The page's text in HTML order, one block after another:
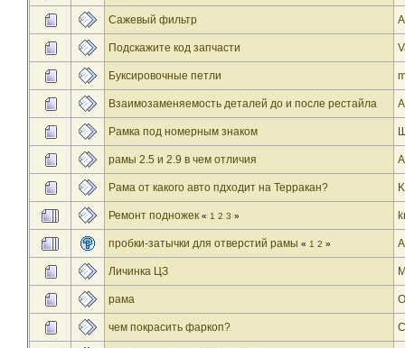
Сажевый фильтр
Подскажите код запчасти
Буксировочные петли
Взаимозаменяемость деталей до и после рестайла
Рамка под номерным знаком
рамы 2.5 и 2.9 в чем отличия
Рама от какого авто пдходит на Терракан?
Ремонт подножек « 1 2 3 »
пробки-затычки для отверстий рамы « 1 2 »
Личинка ЦЗ
рама
чем покрасить фаркоп?